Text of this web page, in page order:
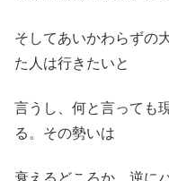
そしてあいかわらずの
た人は行きたいと
言うし、何と言っても
る。その勢いは